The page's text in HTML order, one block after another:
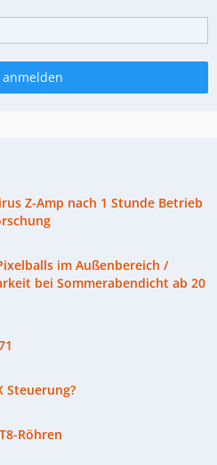
anmelden
Z-Amp nach 1 Stunde Betrieb
im Außenbereich /
bei Sommerabendicht ab 20
Steuerung?
Röhren